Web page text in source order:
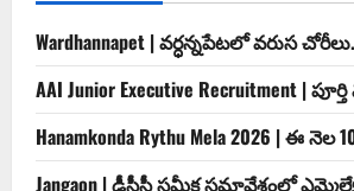
Wardhannapet | వర్ధన్నపేటలో వరుస
AAI Junior Executive Recruitment |
Hanamkonda Rythu Mela 2026 | ఈ నెల
Jangaon | డీసీసీ సమీక్ష సమావేశంలో